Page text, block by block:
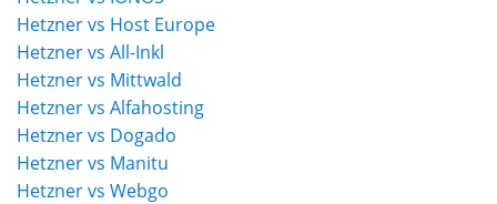
Hetzner vs Host Europe
Hetzner vs All-Inkl
Hetzner vs Mittwald
Hetzner vs Alfahosting
Hetzner vs Dogado
Hetzner vs Manitu
Hetzner vs Webgo